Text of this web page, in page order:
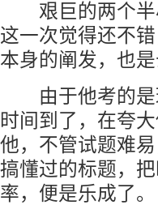
艰巨的两个半
这一次觉得还不
本身的阐发，也是
由于他考的是
时间到了，在夸
他，不管试题难
搞懂过的标题，
率，便是乐成了。